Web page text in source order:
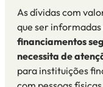
As dívidas com
que ser
financiamentos
necessita de
para instituições